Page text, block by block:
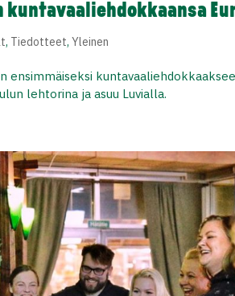
, Tiedotteet,Yleinen
ensimmäiseksi
lehtorina ja asuu Luvialla.